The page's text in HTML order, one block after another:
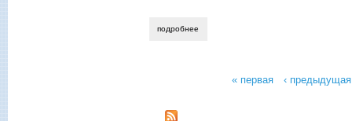
подробнее
« первая ‹ предыдущая